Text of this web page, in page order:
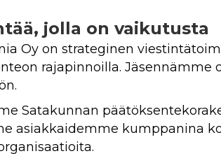
jolla on vaikutusta
Oy on strateginen
rajapinnoilla.
Satakunnan
asiakkaidemme kumppanina